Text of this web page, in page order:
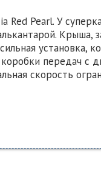
Red Pearl. У
Крыша,
установка,
передач
скорость